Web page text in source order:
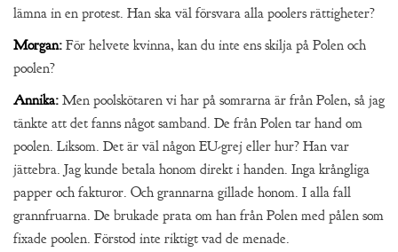
lämna in en protest. Han ska väl försvara alla poolers rättigheter?
Morgan: För helvete kvinna, kan du inte ens skilja på Polen och
poolen?
Annika: Men poolskötaren vi har på somrarna är från Polen, så jag
tänkte att det fanns något samband. De från Polen tar hand om
poolen. Liksom. Det är väl någon EU-grej eller hur? Han var
jättebra. Jag kunde betala honom direkt i handen. Inga krångliga
papper och fakturor. Och grannarna gillade honom. I alla fall
grannfruarna. De brukade prata om han från Polen med pålen som
fixade poolen. Förstod inte riktigt vad de menade.